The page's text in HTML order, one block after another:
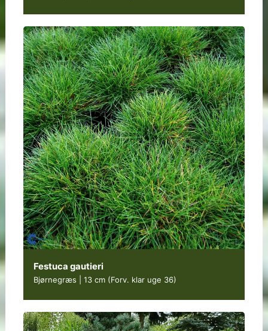
Festuca gautieri
Bjørnegræs | 13 cm (Forv. klar uge 36)